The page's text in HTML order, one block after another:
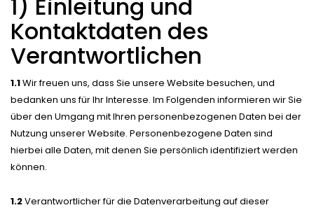
1) Einleitung und
Kontaktdaten des
Verantwortlichen
1.1Wir freuen uns, dass Sie unsere Website besuchen, und
bedanken uns für Ihr Interesse. Im Folgenden informieren wir Sie
über den Umgang mit Ihren personenbezogenen Daten bei der
Nutzung unserer Website. Personenbezogene Daten sind
hierbei alle Daten, mit denen Sie persönlich identifiziert werden
können.
1.2Verantwortlicher für die Datenverarbeitung auf dieser